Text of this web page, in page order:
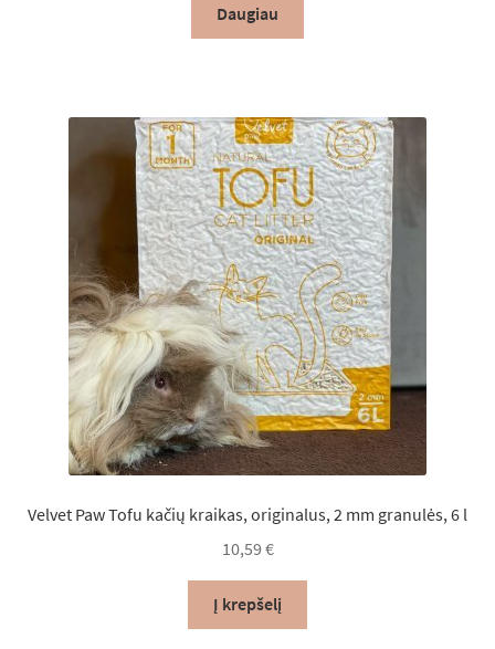
Daugiau
Velvet Paw Tofu kačių kraikas, originalus, 2 mm granulės, 6 l
10,59 €
Į krepšelį